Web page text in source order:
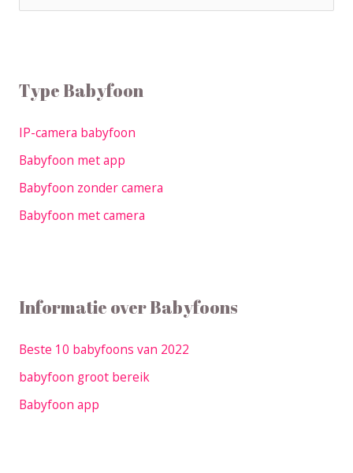
Type Babyfoon
IP-camera babyfoon
Babyfoon met app
Babyfoon zonder camera
Babyfoon met camera
Informatie over Babyfoons
Beste 10 babyfoons van 2022
babyfoon groot bereik
Babyfoon app